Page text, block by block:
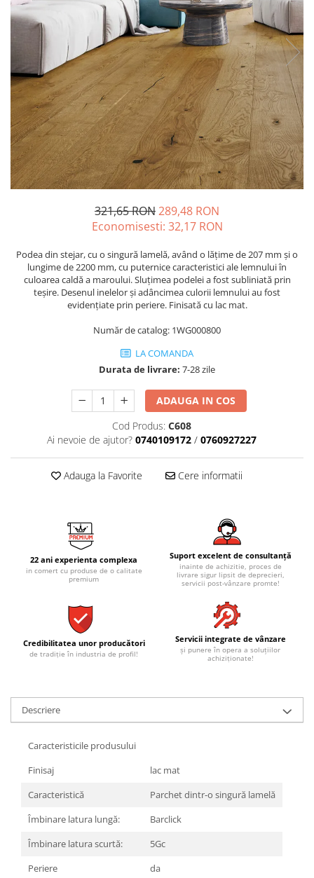
LEGNO VENEZIA
OSSIDO
RARE
SETA
SLATE
LA FAENTZA XXL
AESTHETICA
BIANCO
COCOON
VIS
IMOLA CERAMICA XXL
AZUMA
CASALGRANDE PADANA
ALABASTRI
AMAZZONITE
BRERA
CALACATTA
CALACATTA OCEANIC
CALACATTA SPLENDIDO
CALACATTA VIOLA
CITY PLASTER
DOLOMITE
DUBAI GOLD
EMPERADOR
FLATIRON
GENESIS
INVISIBLE GREY
LINCOLN
AESTHETICA
BIANCO
BLANCO
COCOON
COTTOFAENZA
COUTURE
COUTURE
CREA-LA
DAMA
EGO
MAXXI
NIRVANA
IMOLA CERAMICA
BLUE SAVOY
CREATIVE CONCRETE
CREW HONEY
CREW UMAMI
ELIXIR
MICRON 2.0
RETINA
THE ROOM
TRAIL
WALK
X-ROCK
AMANI
AMAZZONITE
D_SEGNI COLORE
D_SEGNI
THIN WALL COVERING
LAVOARE
ROBINETI
FRATTINI
KLUDI
FDESIGN
MOBILIER BAIE
VASE WC SI BIDEURI
REZERVOARE WC
PISOARE
ACCESORII-BAIE
TETIERĂ CADĂ
MĂSUȚĂ CADĂ
SUPORTI
SANITARE SPECIALE
321,65 RON289,48 RON
Economisesti: 32,17 RON
Podea din stejar, cu o singură lamelă, având o lățime de 207 mm și o
lungime de 2200 mm, cu puternice caracteristici ale lemnului în
culoarea caldă a maroului. Sluțimea podelei a fost subliniată prin
teșire. Desenul inelelor și adâncimea culorii lemnului au fost
evidențiate prin periere. Finisată cu lac mat.
Număr de catalog: 1WG000800
LA COMANDA
Durata de livrare: 7-28 zile
ADAUGA IN COS
Cod Produs: C608
Ai nevoie de ajutor? 0740109172 / 0760927227
Adauga la Favorite Cere informatii
22 ani experienta complexa
in comert cu produse de o calitate
premium
Suport excelent de consultanță
inainte de achizitie, proces de
livrare sigur lipsit de deprecieri,
servicii post-vânzare promte!
Credibilitatea unor producători
de tradiție în industria de profil!
Servicii integrate de vânzare
și punere în opera a soluțiilor
achiziționate!
Descriere
Caracteristicile produsului
Finisaj
lac mat
Caracteristică
Parchet dintr-o singură lamelă
Îmbinare latura lungă:
Barclick
Îmbinare latura scurtă:
5Gc
Periere
da